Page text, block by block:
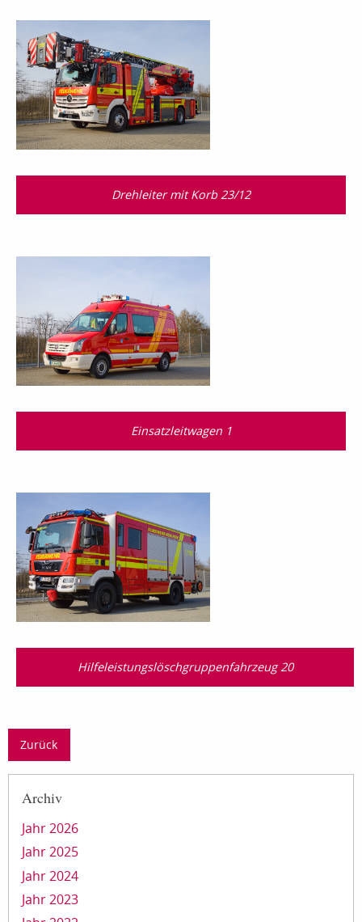
Drehleiter mit Korb 23/12
Einsatzleitwagen 1
Hilfeleistungslösch­gruppen­fahrzeug 20
Zurück
Archiv
Jahr 2026
Jahr 2025
Jahr 2024
Jahr 2023